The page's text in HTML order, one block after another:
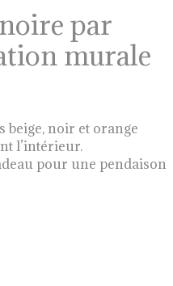
par
murale
beige, noir et orange
l’intérieur.
pour une pendaison